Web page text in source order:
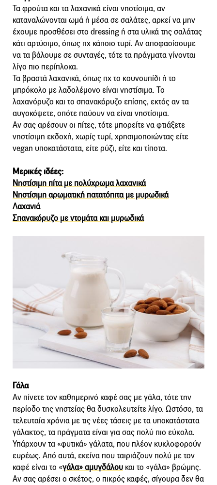
Τα φρούτα και τα λαχανικά είναι νηστίσιμα, αν
καταναλώνονται ωμά ή μέσα σε σαλάτες, αρκεί να μην
έχουμε προσθέσει στο dressing ή στα υλικά της σαλάτας
κάτι αρτύσιμο, όπως πχ κάποιο τυρί. Αν αποφασίσουμε
να τα βάλουμε σε συνταγές, τότε τα πράγματα γίνονται
λίγο πιο περίπλοκα.
Τα βραστά λαχανικά, όπως πχ το κουνουπίδι ή το
μπρόκολο με λαδολέμονο είναι νηστίσιμα. Το
λαχανόρυζο και το σπανακόρυζο επίσης, εκτός αν τα
αυγοκόψετε, οπότε παύουν να είναι νηστίσιμα.
Αν σας αρέσουν οι πίτες, τότε μπορείτε να φτιάξετε
νηστίσιμη εκδοχή, χωρίς τυρί, χρησιμοποιώντας είτε
vegan υποκατάστατα, είτε ρύζι, είτε και τίποτα.
Μερικές ιδέες:
Νηστίσιμη πίτα με πολύχρωμα λαχανικά
Νηστίσιμη αρωματική πατατόπιτα με μυρωδικά
Λαχανιά
Σπανακόρυζο με ντομάτα και μυρωδικά
Γάλα
Αν πίνετε τον καθημερινό καφέ σας με γάλα, τότε την
περίοδο της νηστείας θα δυσκολευτείτε λίγο. Ωστόσο, τα
τελευταία χρόνια με τις νέες τάσεις με τα υποκατάστατα
γάλακτος, τα πράγματα είναι για σας πολύ πιο εύκολα.
Υπάρχουν τα «φυτικά» γάλατα, που πλέον κυκλοφορούν
ευρέως. Από αυτά, εκείνα που ταιριάζουν πολύ με τον
καφέ είναι το «γάλα» αμυγδάλου και το «γάλα» βρώμης.
Αν σας αρέσει ο σκέτος, ο πικρός καφές, σίγουρα δεν θα